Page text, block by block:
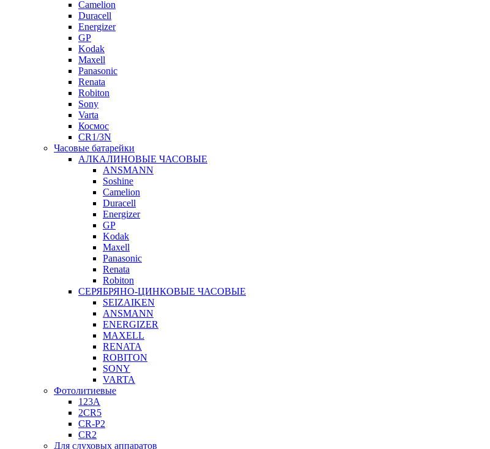
Camelion
Duracell
Energizer
GP
Kodak
Maxell
Panasonic
Renata
Robiton
Sony
Varta
Космос
CR1/3N
Часовые батарейки
АЛКАЛИНОВЫЕ ЧАСОВЫЕ
ANSMANN
Soshine
Camelion
Duracell
Energizer
GP
Kodak
Maxell
Panasonic
Renata
Robiton
СЕРЯБРЯНО-ЦИНКОВЫЕ ЧАСОВЫЕ
SEIZAIKEN
ANSMANN
ENERGIZER
MAXELL
RENATA
ROBITON
SONY
VARTA
Фотолитиевые
123A
2CR5
CR-P2
CR2
Для слуховых аппаратов